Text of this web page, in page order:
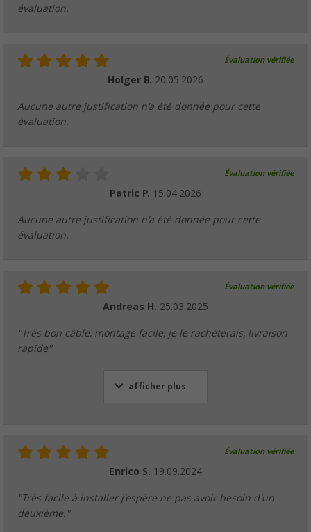
évaluation.
Évaluation vérifiée
Holger B. 20.05.2026
Aucune autre justification n'a été donnée pour cette
évaluation.
Évaluation vérifiée
Patric P. 15.04.2026
Aucune autre justification n'a été donnée pour cette
évaluation.
Évaluation vérifiée
Andreas H. 25.03.2025
"Très bon câble, montage facile, je le rachèterais, livraison
rapide"
afficher plus
Évaluation vérifiée
Enrico S. 19.09.2024
"Très facile à installer j'espère ne pas avoir besoin d'un
deuxième."